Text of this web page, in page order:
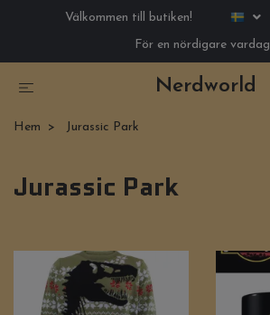
Välkommen till butiken!
För en nördigare vardag
Nerdworld
Hem Jurassic Park
Jurassic Park